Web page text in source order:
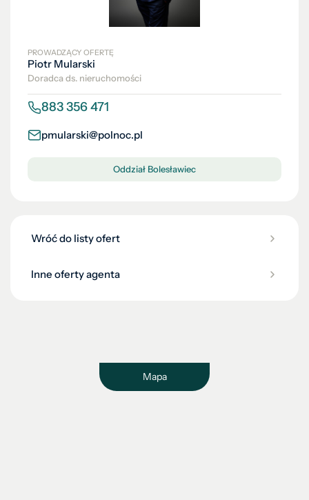
PROWADZĄCY OFERTĘ
Piotr Mularski
Doradca ds. nieruchomości
883 356 471
pmularski@polnoc.pl
Oddział Bolesławiec
Wróć do listy ofert
Inne oferty agenta
Mapa